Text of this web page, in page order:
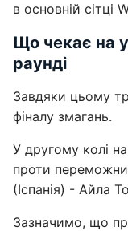
в основній сітці
Що чекає на
раунді
Завдяки цьому
фіналу змагань.
У другому колі
проти
(Іспанія) - Айла
Зазначимо, що